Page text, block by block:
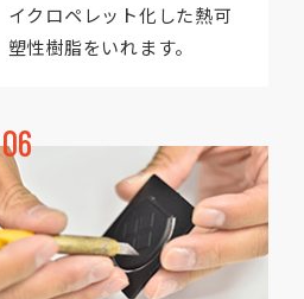
イクロペレット化した熱可
塑性樹脂をいれます。
06